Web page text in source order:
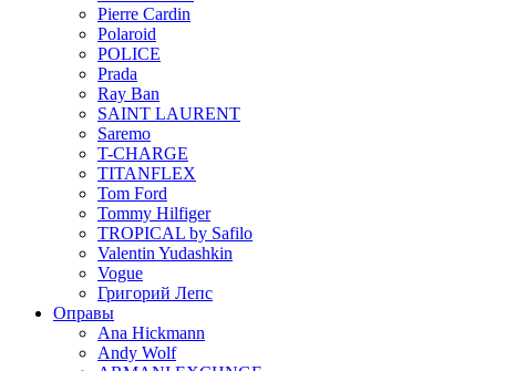
Pierre Cardin
Polaroid
POLICE
Prada
Ray Ban
SAINT LAURENT
Saremo
T-CHARGE
TITANFLEX
Tom Ford
Tommy Hilfiger
TROPICAL by Safilo
Valentin Yudashkin
Vogue
Григорий Лепс
Оправы
Ana Hickmann
Andy Wolf